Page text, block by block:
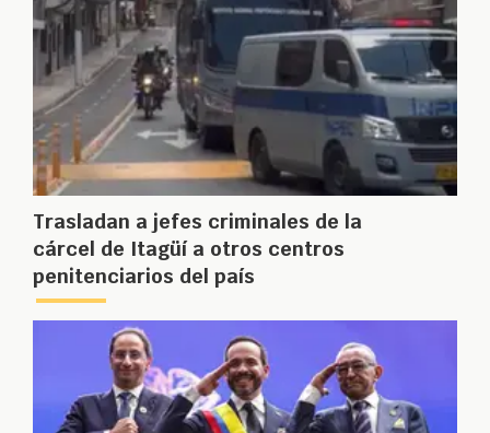
Trasladan a jefes criminales de la
cárcel de Itagüí a otros centros
penitenciarios del país